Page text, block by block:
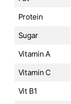
Protein
Sugar
Vitamin A
Vitamin C
Vit B1